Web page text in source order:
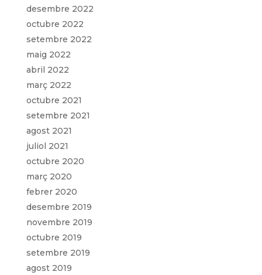
desembre 2022
octubre 2022
setembre 2022
maig 2022
abril 2022
març 2022
octubre 2021
setembre 2021
agost 2021
juliol 2021
octubre 2020
març 2020
febrer 2020
desembre 2019
novembre 2019
octubre 2019
setembre 2019
agost 2019